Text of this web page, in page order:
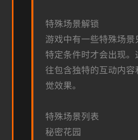
特殊场景解锁
游戏中有一些特殊场景
特定条件时才会出现。
往包含独特的互动内容
觉效果。
特殊场景列表
秘密花园